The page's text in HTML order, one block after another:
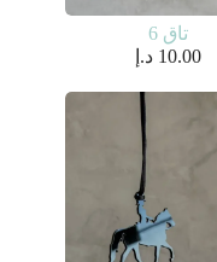
تاق 6
10.00 د.إ